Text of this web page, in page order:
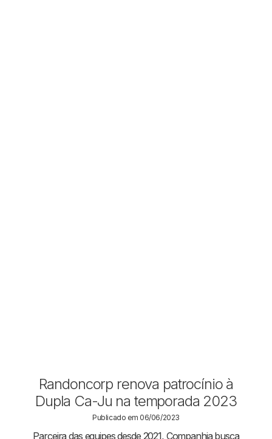
Randoncorp renova patrocínio à
Dupla Ca-Ju na temporada 2023
Publicado em 06/06/2023
Parceira das equipes desde 2021, Companhia busca